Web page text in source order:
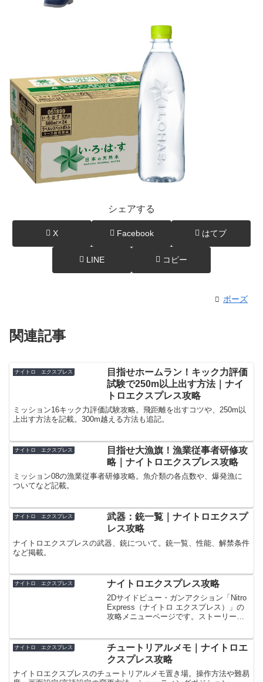
シェアする
X Facebook はてブ
LINE コピー
ボーズ
関連記事
ナイトロ エクスプレス
目指せホームラン！キック力評価
試験で250m以上出す方法｜ナイ
トロエクスプレス攻略
ミッション16キック力評価試験攻略。飛距離を出すコツや、250m以
上出す方法を記載。300m越える方法も追記。
ナイトロ エクスプレス
目指せ大漁旗！漁業従事者研修攻
略｜ナイトロエクスプレス攻略
ミッション08の漁業従事者研修攻略。魚介類の各点数や、爆発漁に
ついてなど記載。
ナイトロ エクスプレス
武器：銃一覧｜ナイトロエクスプ
レス攻略
ナイトロエクスプレスの武器、銃について。銃一覧、性能、解禁条件
など掲載。
ナイトロ エクスプレス ナイトロエクスプレス攻略
2Dサイドビュー・ガンアクション「Nitro
Express（ナイトロ エクスプレス）」の
攻略メニューページです。ストーリー一
文書業務一覧、お金稼ぎ、キック力評価
試験や漁業従事者研修のコツ、小ネタな
ど掲載。
ナイトロ エクスプレス
チュートリアルメモ｜ナイトロエ
クスプレス攻略
ナイトロエクスプレスのチュートリアルメモ置き場。操作方法や難易